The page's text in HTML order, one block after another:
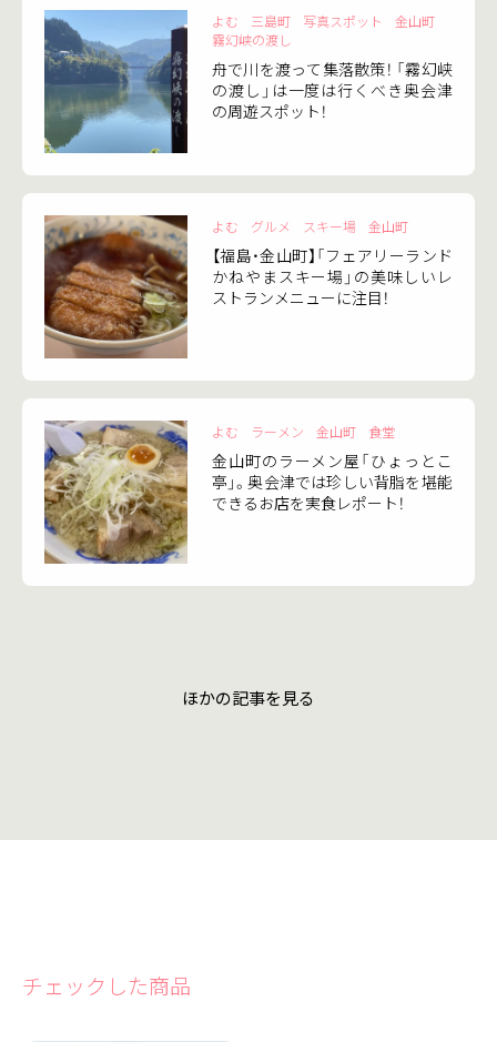
よむ 三島町 写真スポット
金山町
霧幻峡の渡し
舟で川を渡って集落散策！ 「霧幻峡
の渡し」は一度は行くべき奥会津
の周遊スポット！
よむ グルメ スキー場 金山町
【福島・金山町】「フェアリーランド
かねやまスキー場」の美味しいレ
ストランメニューに注目！
よむ ラーメン 金山町 食堂
金山町のラーメン屋「ひょっとこ
亭」。奥会津では珍しい背脂を堪能
できるお店を実食レポート！
ほかの記事を見る
チェックした商品